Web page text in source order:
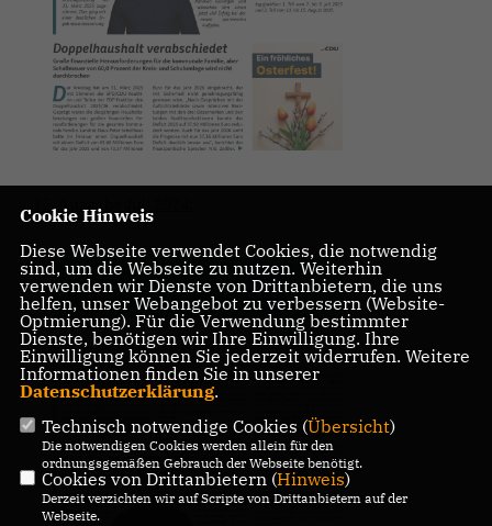
15. Ausgabe Juli 2024:
Cookie Hinweis
Diese Webseite verwendet Cookies, die notwendig
sind, um die Webseite zu nutzen. Weiterhin
verwenden wir Dienste von Drittanbietern, die uns
helfen, unser Webangebot zu verbessern (Website-
Optmierung). Für die Verwendung bestimmter
Dienste, benötigen wir Ihre Einwilligung. Ihre
Einwilligung können Sie jederzeit widerrufen. Weitere
Informationen finden Sie in unserer
Datenschutzerklärung.
Technisch notwendige Cookies (Übersicht)
Die notwendigen Cookies werden allein für den
ordnungsgemäßen Gebrauch der Webseite benötigt.
Cookies von Drittanbietern (Hinweis)
Derzeit verzichten wir auf Scripte von Drittanbietern auf der
Webseite.